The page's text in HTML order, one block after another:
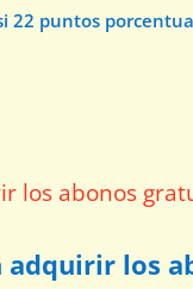
22 puntos
adquirir los